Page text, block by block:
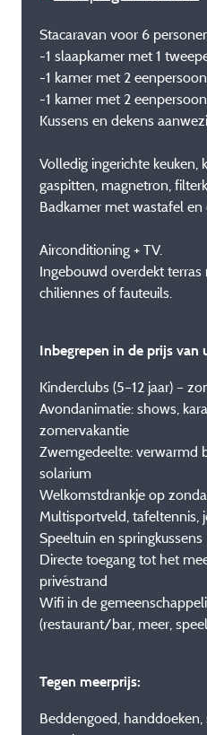
Stacaravan voor 6
-1 slaapkamer met 1
-1 kamer met 2
-1 kamer met 2
Kussens en dekens
Volledig ingerichte keuken,
gaspitten, magnetron,
Badkamer met wastafel en
Airconditioning + TV.
Ingebouwd overdekt
chiliennes of fauteuils.
Inbegrepen in de prijs van
Kinderclubs (5–12 jaar) –
Avondanimatie: shows,
zomervakantie
Zwemgedeelte: verwarmd
solarium
Welkomstdrankje op
Multisportveld, tafeltennis,
Speeltuin en springkussens
Directe toegang tot het
privéstrand
Wifi in de
(restaurant/bar, meer,
Tegen meerprijs:
Beddengoed,